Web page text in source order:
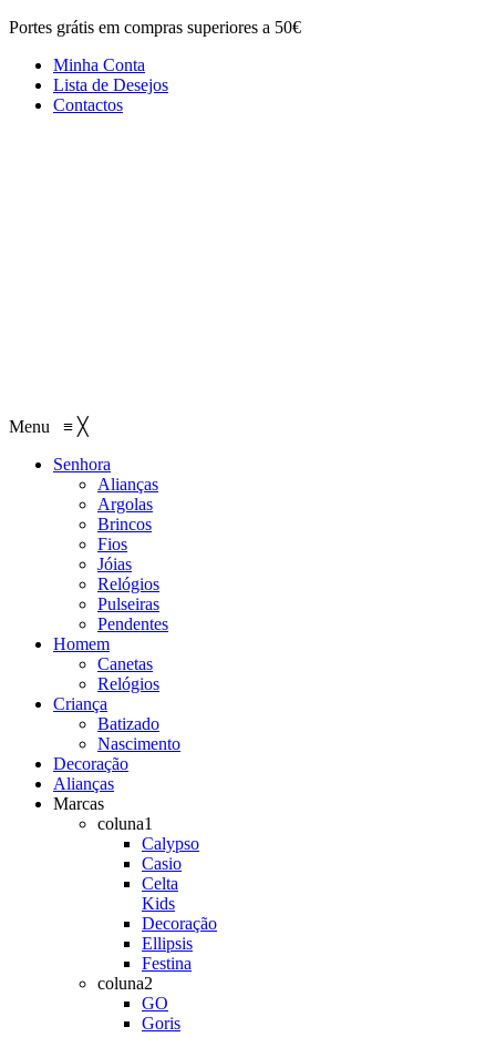
Portes grátis em compras superiores a 50€
Minha Conta
Lista de Desejos
Contactos
Menu ≡ ╳
Senhora
Alianças
Argolas
Brincos
Fios
Jóias
Relógios
Pulseiras
Pendentes
Homem
Canetas
Relógios
Criança
Batizado
Nascimento
Decoração
Alianças
Marcas
coluna1
Calypso
Casio
Celta
Kids
Decoração
Ellipsis
Festina
coluna2
GO
Goris